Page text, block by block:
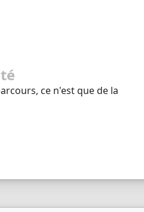
ce n'est que de la